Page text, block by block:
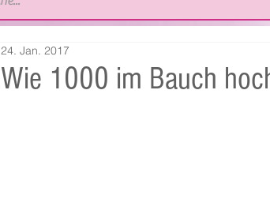
Wie 1000 im Bauch
24. Jan. 2017